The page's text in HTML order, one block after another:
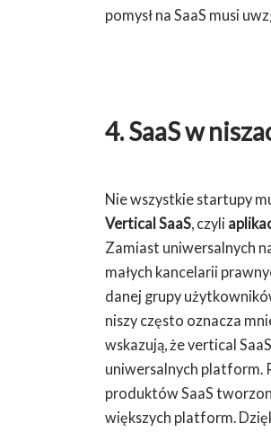
pomysł na SaaS musi
4. SaaS w
Nie wszystkie startupy
Vertical SaaS, czyli
Zamiast uniwersalnych
małych kancelarii
danej grupy
niszy często oznacza
wskazują, że vertical
uniwersalnych platform.
produktów SaaS
większych platform.